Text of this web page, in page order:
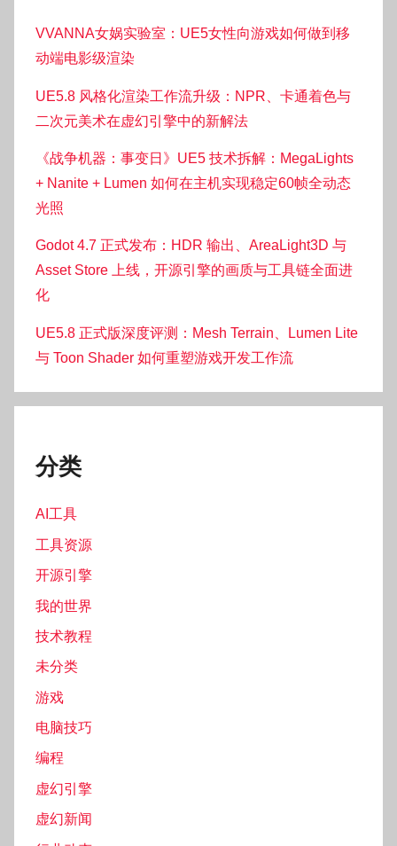
VVANNA女娲实验室：UE5女性向游戏如何做到移
动端电影级渲染
UE5.8 风格化渲染工作流升级：NPR、卡通着色与
二次元美术在虚幻引擎中的新解法
《战争机器：事变日》UE5 技术拆解：MegaLights
+ Nanite + Lumen 如何在主机实现稳定60帧全动态
光照
Godot 4.7 正式发布：HDR 输出、AreaLight3D 与
Asset Store 上线，开源引擎的画质与工具链全面进
化
UE5.8 正式版深度评测：Mesh Terrain、Lumen Lite
与 Toon Shader 如何重塑游戏开发工作流
分类
AI工具
工具资源
开源引擎
我的世界
技术教程
未分类
游戏
电脑技巧
编程
虚幻引擎
虚幻新闻